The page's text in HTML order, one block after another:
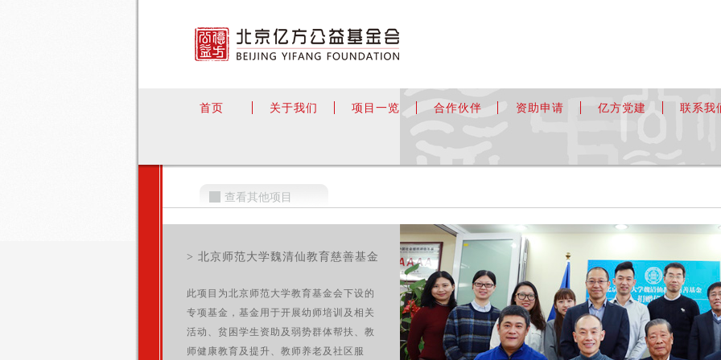
首页 关于我们 项目一览 合作伙伴 资助申请 亿方党建 联系我
查看其他项目
> 北京师范大学魏清仙教育慈善基金
此项目为北京师范大学教育基金会下设的
专项基金，基金用于开展幼师培训及相关
活动、贫困学生资助及弱势群体帮扶、教
师健康教育及提升、教师养老及社区服